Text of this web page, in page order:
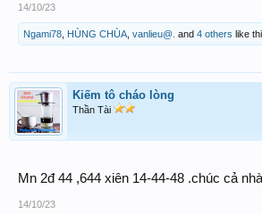
14/10/23
Ngami78 HÙNG CHÙA vanlieu@. and 4 others like
Kiếm tô cháo lòng
Thần Tài
Mn 2đ 44 ,644 xiên 14-44-48 .chúc cả
14/10/23